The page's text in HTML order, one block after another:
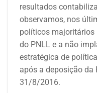
resultados
observamos, nos
políticos majoritários
do PNLL e a não
estratégica de
após a deposição da
31/8/2016.